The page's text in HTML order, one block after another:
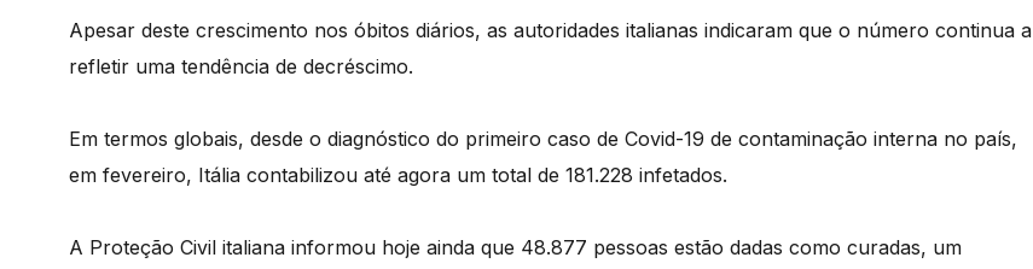
Apesar deste crescimento nos óbitos diários, as autoridades italianas indicaram que o número continua a
refletir uma tendência de decréscimo.
Em termos globais, desde o diagnóstico do primeiro caso de Covid-19 de contaminação interna no país,
em fevereiro, Itália contabilizou até agora um total de 181.228 infetados.
A Proteção Civil italiana informou hoje ainda que 48.877 pessoas estão dadas como curadas, um